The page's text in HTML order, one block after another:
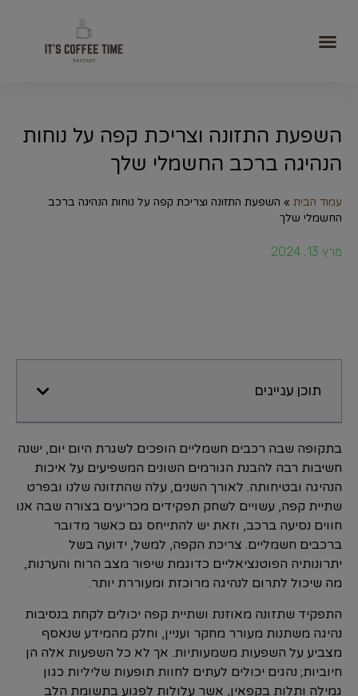
השפעת התזונה וצריכת קפה על נוחות
הנהיגה ברכב החשמלי שלך
עמוד הבית » השפעת התזונה וצריכת קפה על נוחות הנהיגה ברכב
החשמלי שלך
מרץ 13, 2024
בתקופה שבה רכבים חשמליים הופכים לשגרת היום יום, ישנה
חשיבות רבה להבנת הגורמים השונים המשפיעים על איכות
הנהיגה ובטיחותה. לאורך השנים, עלה שהתזונה שלנו ובפרט
שתיית קפה, עשויים לשחק תפקידים מכריעים בצורה שבה אנו
חווים נסיעה ברכב, וזאת יש להתייחס גם כאשר מדובר
ברכבים חשמליים. צריכת הקפה, למשל, ידועה בשל
יתרונותיה הפוטנציאליים כדוגמת שיפור מצב הרוח והערנות,
מה שיכול לתרום לנהיגה מרוכזת ומעוררת יותר.
התפקיד שתזונה מאוזנת ושתיית קפה יכולים לקחת בנסיבות
נהיגה משתנות מעורר מחקר ועניין, וחלק מהמידע שנאסף
מצביע על השפעות משמעותיות. אך לא כל השפעות אלה הן
חיוביות; נהגים יכולים לעתים לחוות תופעות שליליות כגון
גמילה ותלות בקפאין, אשר עלולות לפגוע בתשומת הלב
תוכן עניינים